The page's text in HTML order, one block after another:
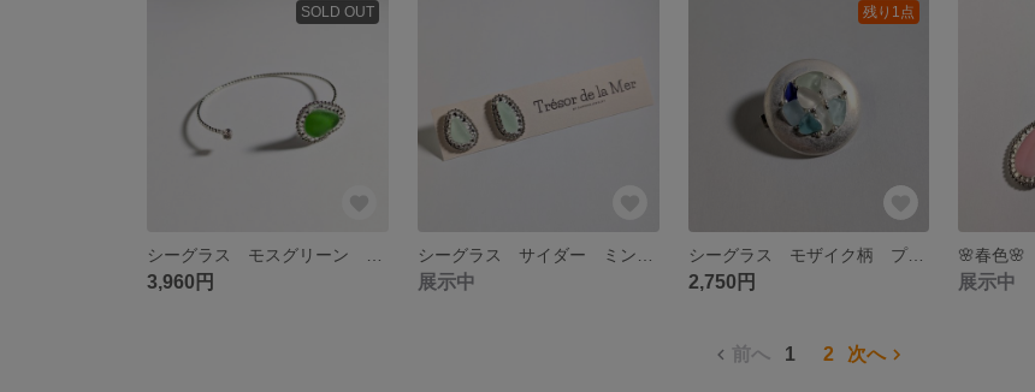
SOLD OUT
3,960円 展示中
残り1点
シーグラス モザイク柄 プチブローチ
2,750円 展示中
前へ 1 2 次へ